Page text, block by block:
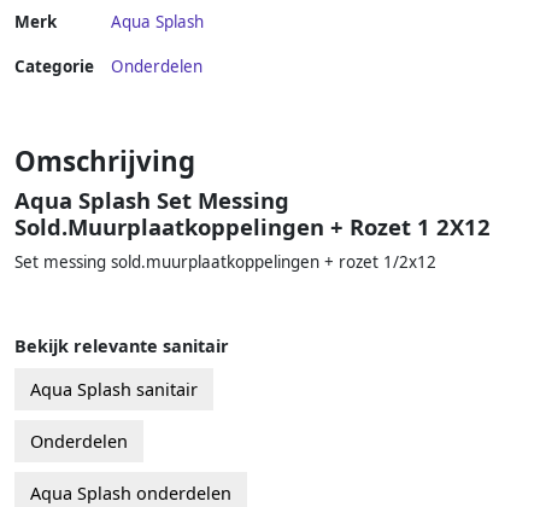
Merk Aqua Splash
Categorie Onderdelen
Omschrijving
Aqua Splash Set Messing
Sold.Muurplaatkoppelingen + Rozet 1 2X12
Set messing sold.muurplaatkoppelingen + rozet 1/2x12
Bekijk relevante sanitair
Aqua Splash sanitair
Onderdelen
Aqua Splash onderdelen